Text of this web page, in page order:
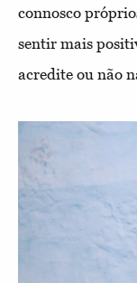
connosco
sentir mais
acredite ou não